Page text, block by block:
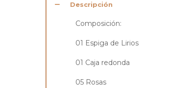
Descripción
Composición:
01 Espiga de Lirios
01 Caja redonda
05 Rosas